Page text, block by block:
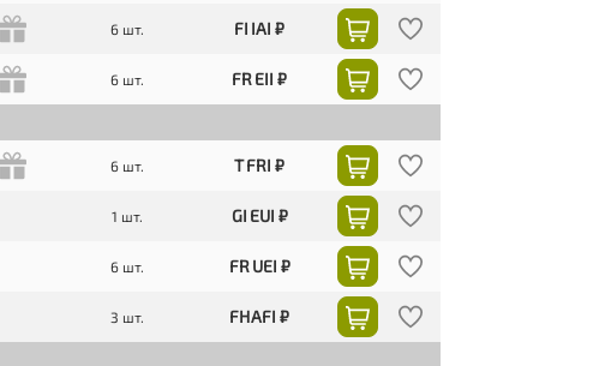
6 шт. FI IAI ₽
6 шт. FR EII ₽
6 шт. T FRI ₽
1 шт. GI EUI ₽
6 шт. FR UEI ₽
3 шт. FH AFI ₽